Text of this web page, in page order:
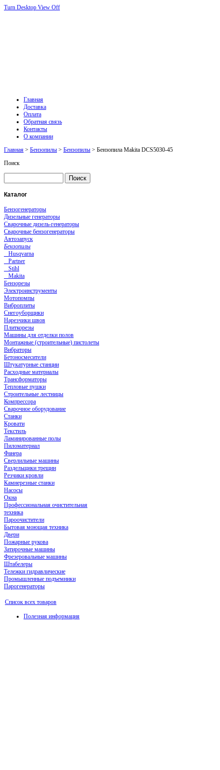
Turn Desktop View Off
Главная
Доставка
Оплата
Обратная связь
Контакты
О компании
Главная > Бензопилы > Бензопилы > Бензопила Makita DCS5030-45
Поиск
Каталог
Бензогенераторы
Дизельные генераторы
Сварочные дизель-генераторы
Сварочные бензогенераторы
Автозапуск
Бензопилы
Husqvarna
Partner
Stihl
Makita
Бензорезы
Электроинструменты
Мотопомпы
Виброплиты
Снегоуборщики
Нарезчики швов
Плиткорезы
Машины для отделки полов
Монтажные (строительные) пистолеты
Вибраторы
Бетоносмесители
Штукатурные станции
Расходные материалы
Трансформаторы
Тепловые пушки
Строительные лестницы
Компрессора
Сварочное оборудование
Станки
Кровати
Текстиль
Ламинированные полы
Пиломатериал
Фанера
Сверлильные машины
Раздельщики трещин
Резчики кровли
Камнерезные станки
Насосы
Окна
Профессиональная очистительная
техника
Пароочистители
Бытовая моющая техника
Двери
Пожарные рукова
Затирочные машины
Фрезеровальные машины
Штабелеры
Тележки гидравлические
Промышленные подъемники
Парогенераторы
Список всех товаров
Полезная информация